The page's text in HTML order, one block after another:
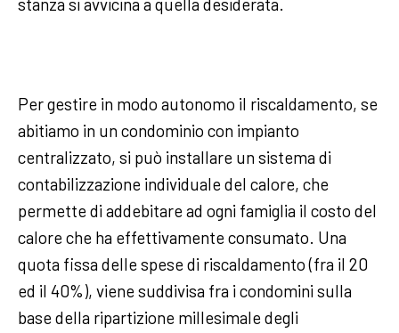
stanza si avvicina a quella desiderata.
Per gestire in modo autonomo il riscaldamento, se
abitiamo in un condominio con impianto
centralizzato, si può installare un sistema di
contabilizzazione individuale del calore, che
permette di addebitare ad ogni famiglia il costo del
calore che ha effettivamente consumato. Una
quota fissa delle spese di riscaldamento (fra il 20
ed il 40%), viene suddivisa fra i condomini sulla
base della ripartizione millesimale degli